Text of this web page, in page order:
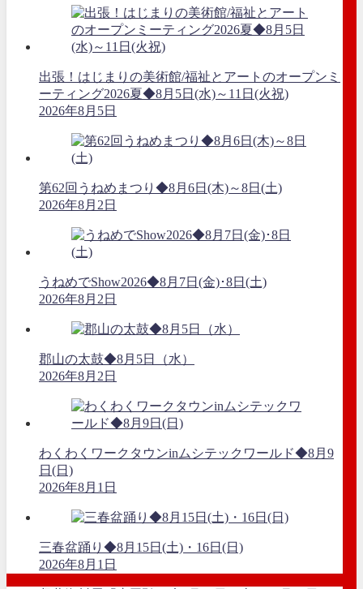
出張！はじまりの美術館/福祉とアートのオープンミ
ーティング2026夏◆8月5日(水)～11日(火祝)
2026年8月5日
第62回うねめまつり◆8月6日(木)～8日(土)
2026年8月2日
うねめでShow2026◆8月7日(金)･8日(土)
2026年8月2日
郡山の太鼓◆8月5日（水）
2026年8月2日
わくわくワークタウンinムシテックワールド◆8月9
日(日)
2026年8月1日
三春盆踊り◆8月15日(土)・16日(日)
2026年8月1日